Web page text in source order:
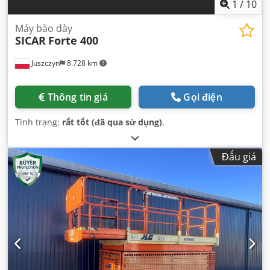
1 / 10
Juszczyn 8.728 km
Máy bào dày
SICAR Forte 400
Thông tin giá Gọi điện
Tình trạng: rất tốt (đã qua sử dụng),
Đấu giá